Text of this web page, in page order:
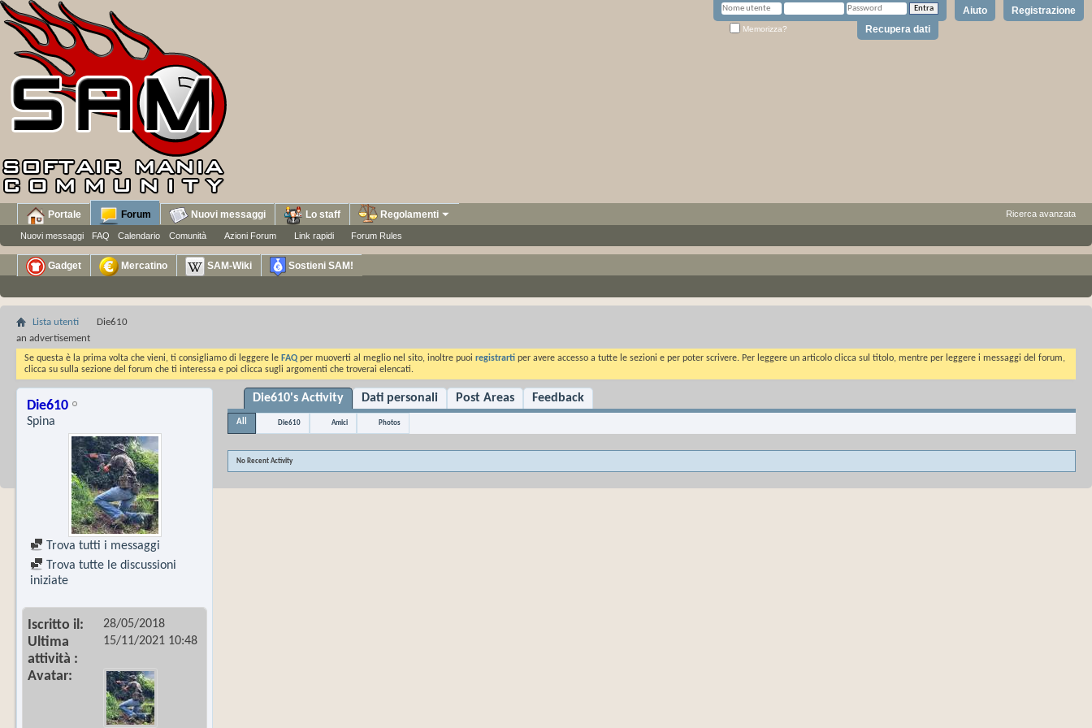
Registrazione
Aiuto
Memorizza? Recupera dati
Portale Forum
Nuovi messaggi FAQ Calendario Comunità Azioni Forum Link rapidi Forum Rules
Nuovi messaggi Lo staff Regolamenti Ricerca avanzata
Gadget Mercatino SAM-Wiki Sostieni SAM!
Lista utenti
Die610
an advertisement
Se questa è la prima volta che vieni, ti consigliamo di leggere le FAQ per muoverti al meglio nel sito, inoltre puoi registrarti per avere accesso a tutte le sezioni e per poter scrivere. Per leggere un articolo clicca sul titolo, mentre per leggere i messaggi del forum,
clicca su sulla sezione del forum che ti interessa e poi clicca sugli argomenti che troverai elencati.
Die610
Spina
Trova tutti i messaggi
Trova tutte le discussioni
iniziate
Iscritto il 28/05/2018
Ultima
attività
15/11/2021 10:48
Avatar
Die610's Activity Dati personali Post Areas Feedback
All Die610 Amici Photos
No Recent Activity